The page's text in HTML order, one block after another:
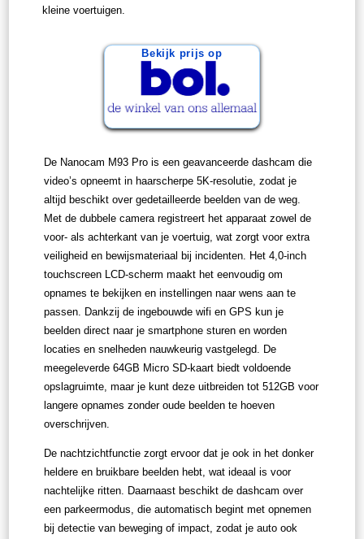
kleine voertuigen.
Bekijk prijs op
De Nanocam M93 Pro is een geavanceerde dashcam die
video’s opneemt in haarscherpe 5K-resolutie, zodat je
altijd beschikt over gedetailleerde beelden van de weg.
Met de dubbele camera registreert het apparaat zowel de
voor- als achterkant van je voertuig, wat zorgt voor extra
veiligheid en bewijsmateriaal bij incidenten. Het 4,0-inch
touchscreen LCD-scherm maakt het eenvoudig om
opnames te bekijken en instellingen naar wens aan te
passen. Dankzij de ingebouwde wifi en GPS kun je
beelden direct naar je smartphone sturen en worden
locaties en snelheden nauwkeurig vastgelegd. De
meegeleverde 64GB Micro SD-kaart biedt voldoende
opslagruimte, maar je kunt deze uitbreiden tot 512GB voor
langere opnames zonder oude beelden te hoeven
overschrijven.
De nachtzichtfunctie zorgt ervoor dat je ook in het donker
heldere en bruikbare beelden hebt, wat ideaal is voor
nachtelijke ritten. Daarnaast beschikt de dashcam over
een parkeermodus, die automatisch begint met opnemen
bij detectie van beweging of impact, zodat je auto ook